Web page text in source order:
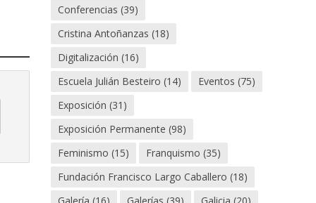
Conferencias (39)
Cristina Antoñanzas (18)
Digitalización (16)
Escuela Julián Besteiro (14) Eventos (75)
Exposición (31)
Exposición Permanente (98)
Feminismo (15) Franquismo (35)
Fundación Francisco Largo Caballero (18)